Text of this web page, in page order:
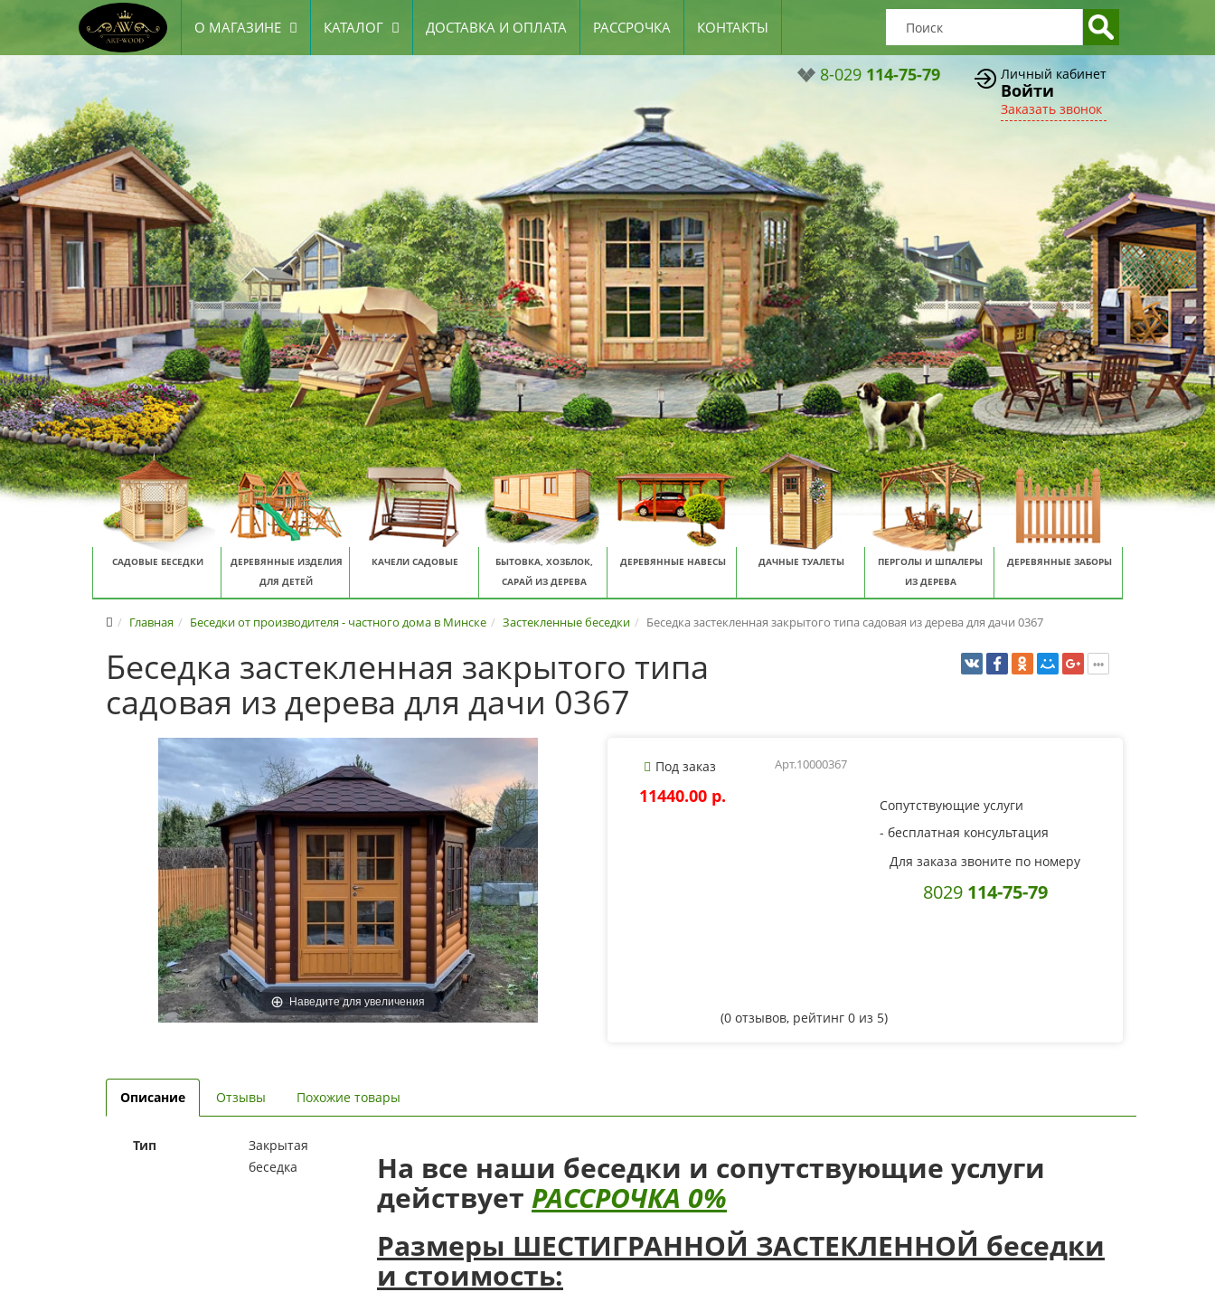
О МАГАЗИНЕ КАТАЛОГ ДОСТАВКА И ОПЛАТА РАССРОЧКА КОНТАКТЫ
8-029 114-75-79 Личный кабинет
Войти
Заказать звонок
САДОВЫЕ БЕСЕДКИ
ДЕРЕВЯННЫЕ ИЗДЕЛИЯ
ДЛЯ ДЕТЕЙ
КАЧЕЛИ САДОВЫЕ
БЫТОВКА, ХОЗБЛОК,
САРАЙ ИЗ ДЕРЕВА
ДЕРЕВЯННЫЕ НАВЕСЫ ДАЧНЫЕ ТУАЛЕТЫ
ПЕРГОЛЫ И ШПАЛЕРЫ
ИЗ ДЕРЕВА
ДЕРЕВЯННЫЕ ЗАБОРЫ
Главная Беседки от производителя - частного дома в Минске Застекленные беседки Беседка застекленная закрытого типа садовая из дерева для дачи 0367
Беседка застекленная закрытого типа
садовая из дерева для дачи 0367
Наведите для увеличения
Под заказ Арт.10000367
11440.00 p.
Сопутствующие услуги
- бесплатная консультация
Для заказа звоните по номеру
8029 114-75-79
(0 отзывов, рейтинг 0 из 5)
Описание Отзывы Похожие товары
Тип
Закрытая
беседка
На все наши беседки и сопутствующие услуги
действует РАССРОЧКА 0%
Размеры ШЕСТИГРАННОЙ ЗАСТЕКЛЕННОЙ беседки
и стоимость: